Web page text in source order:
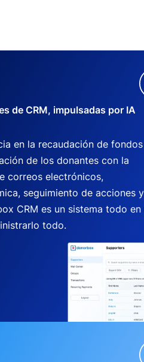
de CRM, impulsadas por IA
en la recaudación de
de los donantes con la
correos electrónicos,
seguimiento de acciones y
CRM es un sistema todo en
todo.